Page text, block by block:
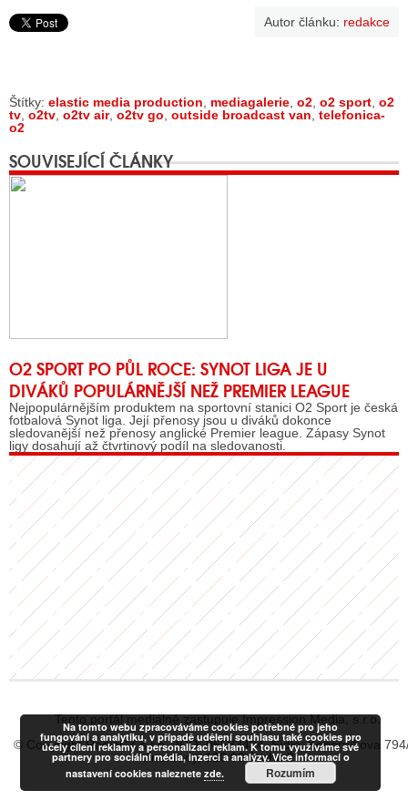
Autor článku: redakce
Štítky: elastic media production mediagalerie o2 o2 sport o2
tv o2tv o2tv air, o2tv go outside broadcast van telefonica-
o2
SOUVISEJÍCÍ ČLÁNKY
O2 SPORT PO PŮL ROCE: SYNOT LIGA JE U
DIVÁKŮ POPULÁRNĚJŠÍ NEŽ PREMIER LEAGUE
Nejpopulárnějším produktem na sportovní stanici O2 Sport je česká
fotbalová Synot liga. Její přenosy jsou u diváků dokonce
sledovanější než přenosy anglické Premier league. Zápasy Synot
ligy dosahují až čtvrtinový podíl na sledovanosti.
Tento portál mediálně zastupuje Impression Media, s.r.o.
© Copyright RadiaCZ s.r.o., IČO: 06533434, Sídlo: Koperníkova
Vinohrady, 120 00 Praha 2
Na tomto webu zpracováváme cookies potřebné pro jeho
fungování a analytiku, v případě udělení souhlasu také cookies pro
účely cílení reklamy a personalizaci reklam. K tomu využíváme své
partnery pro sociální média, inzerci a analýzy. Více informací o
nastavení cookies naleznete zde. Rozumím